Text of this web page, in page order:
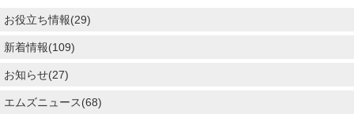
お役立ち情報(29)
新着情報(109)
お知らせ(27)
エムズニュース(68)